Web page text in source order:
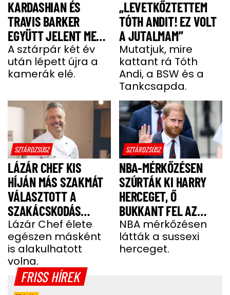
KARDASHIAN ÉS
TRAVIS BARKER
EGYÜTT JELENT MEG
A VÖRÖS SZŐNYEGEN
A sztárpár két év
után lépett újra a
kamerák elé.
„LEVETKŐZTETTEM
TÓTH ANDIT! EZ VOLT
A JUTALMAM”
Mutatjuk, mire
kattant rá Tóth
Andi, a BSW és a
Tankcsapda.
SZTÁRDZSÚSZ
LÁZÁR CHEF KIS
HÍJÁN MÁS SZAKMÁT
VÁLASZTOTT A
SZAKÁCSKODÁS
HELYETT
Lázár Chef élete
egészen másként
is alakulhatott
volna.
SZTÁRDZSÚSZ
NBA-MÉRKŐZÉSEN
SZÚRTÁK KI HARRY
HERCEGET, Ő
BUKKANT FEL AZ
OLDALÁN
NBA mérkőzésen
látták a sussexi
herceget.
FRISS HÍREK